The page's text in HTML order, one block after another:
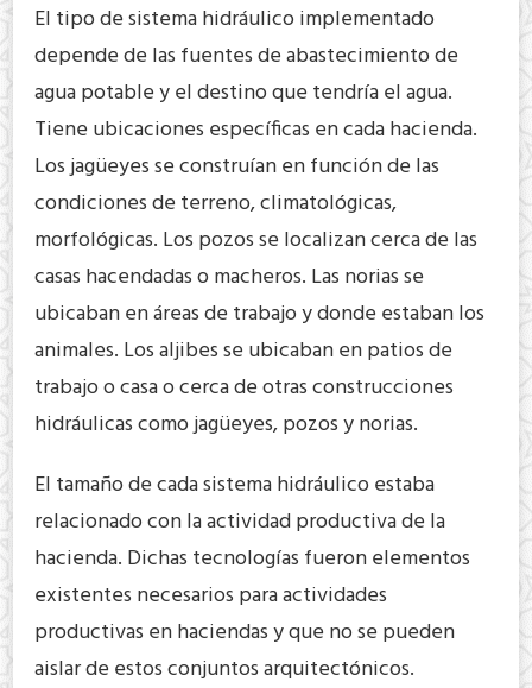
El tipo de sistema hidráulico implementado
depende de las fuentes de abastecimiento de
agua potable y el destino que tendría el agua.
Tiene ubicaciones específicas en cada hacienda.
Los jagüeyes se construían en función de las
condiciones de terreno, climatológicas,
morfológicas. Los pozos se localizan cerca de las
casas hacendadas o macheros. Las norias se
ubicaban en áreas de trabajo y donde estaban los
animales. Los aljibes se ubicaban en patios de
trabajo o casa o cerca de otras construcciones
hidráulicas como jagüeyes, pozos y norias.
El tamaño de cada sistema hidráulico estaba
relacionado con la actividad productiva de la
hacienda. Dichas tecnologías fueron elementos
existentes necesarios para actividades
productivas en haciendas y que no se pueden
aislar de estos conjuntos arquitectónicos.